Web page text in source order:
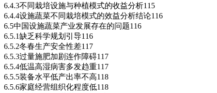
6.4.3不同栽培设施与种植模式的收益分析115
6.4.4设施蔬菜不同栽培模式的效益分析结论116
6.5中国设施蔬菜产业发展存在的问题116
6.5.1缺乏科学规划引导116
6.5.2冬春生产安全性差117
6.5.3过量施肥加剧连作障碍117
6.5.4低温高湿病害多发趋重117
6.5.5装备水平低产出率不高118
6.5.6家庭经营组织化程度低118